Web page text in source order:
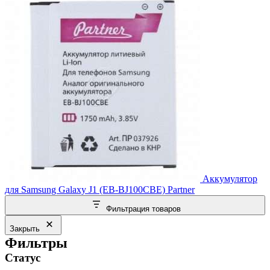
Аккумулятор
для Samsung Galaxy J1 (EB-BJ100CBE) Partner
Фильтрация товаров
Закрыть
Фильтры
Статус